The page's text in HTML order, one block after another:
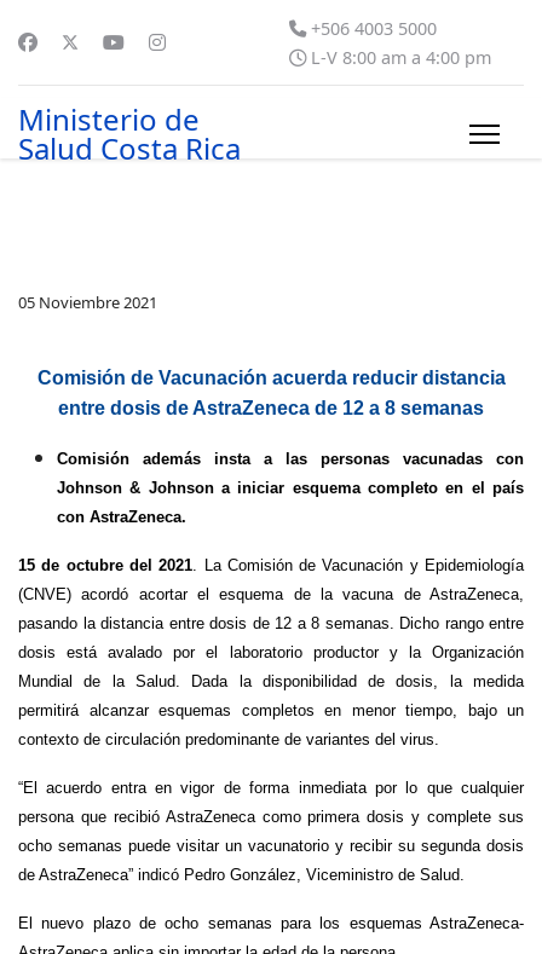
+506 4003 5000
L-V 8:00 am a 4:00 pm
Ministerio de
Salud Costa Rica
05 Noviembre 2021
Comisión de Vacunación acuerda reducir distancia
entre dosis de AstraZeneca de 12 a 8 semanas
Comisión además insta a las personas vacunadas con
Johnson & Johnson a iniciar esquema completo en el país
con AstraZeneca.
15 de octubre del 2021. La Comisión de Vacunación y Epidemiología
(CNVE) acordó acortar el esquema de la vacuna de AstraZeneca,
pasando la distancia entre dosis de 12 a 8 semanas. Dicho rango entre
dosis está avalado por el laboratorio productor y la Organización
Mundial de la Salud. Dada la disponibilidad de dosis, la medida
permitirá alcanzar esquemas completos en menor tiempo, bajo un
contexto de circulación predominante de variantes del virus.
“El acuerdo entra en vigor de forma inmediata por lo que cualquier
persona que recibió AstraZeneca como primera dosis y complete sus
ocho semanas puede visitar un vacunatorio y recibir su segunda dosis
de AstraZeneca” indicó Pedro González, Viceministro de Salud.
El nuevo plazo de ocho semanas para los esquemas AstraZeneca-